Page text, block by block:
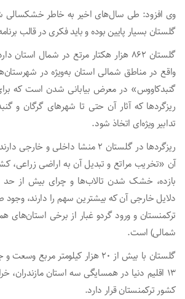
وی افزود: طی سال‌های اخیر به خاطر خشکسالی
گلستان بسیار پایین بوده و باید فکری در قالب
گلستان ۸۶۲ هزار هکتار مرتع در شمال
واقع در مناطق شمالی استان به‌ویژه در
گنبدکاووس» در معرض بیابانی شدن است که
ریزگردها که آثار آن حتی تا شهرهای گرگان و
تدابیر ویژه‌ای اتخاذ شود.
ریزگردها در گلستان ۲ منشا داخلی و
آن «تخریب مراتع و تبدیل آن به اراضی زراعی،
بازده، خشک شدن تالاب‌ها و چرای بیش از حد
دلایل خارجی آن که بیشترین سهم را دارند،
ترکمنستان و ورود گردو غبار از برخی استان‌های
شمالی) است.
گلستان با بیش از ۲۰ هزار کیلومتر
۱۳ اقلیم دنیا در همسایگی سه استان
کشور ترکمنستان قرار دارد.